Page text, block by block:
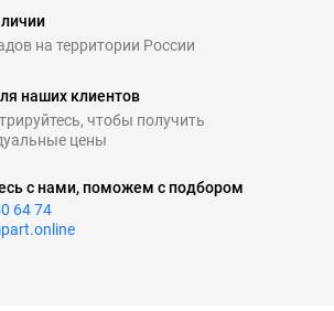
на территории России
наших клиентов
чтобы получить
цены
с нами, поможем с подбором
64 74